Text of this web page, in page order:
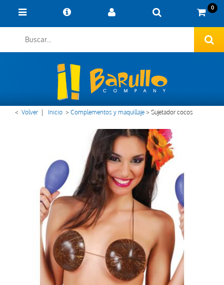
0
< Volver Inicio >Complementos y maquillaje>Sujetador cocos